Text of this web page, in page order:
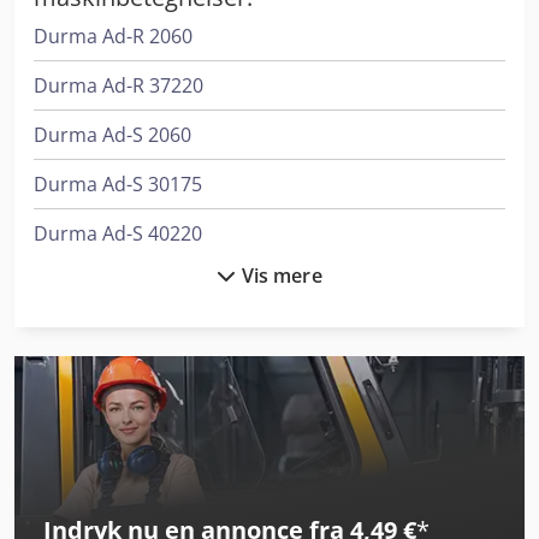
industrisymaskine engros symaskine leverandør
professionelle symaskiner industrisymaskine brugt
industrisymaskine symaskiner til erhverv
Durma Ad-R 2060
Durma Ad-R 37220
Durma Ad-S 2060
Durma Ad-S 30175
Durma Ad-S 40220
Durma Ad-S 60400
Durma Ad-S 60600
Durma Ad-S 80800
Durma Ad-Servo 30175
Vis mere
Indryk nu en annonce fra 4,49 €*